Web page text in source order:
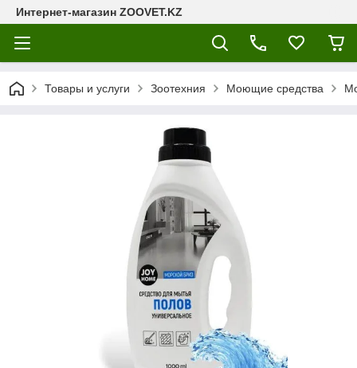
Интернет-магазин ZOOVET.KZ
Товары и услуги Зоотехния Моющие средства